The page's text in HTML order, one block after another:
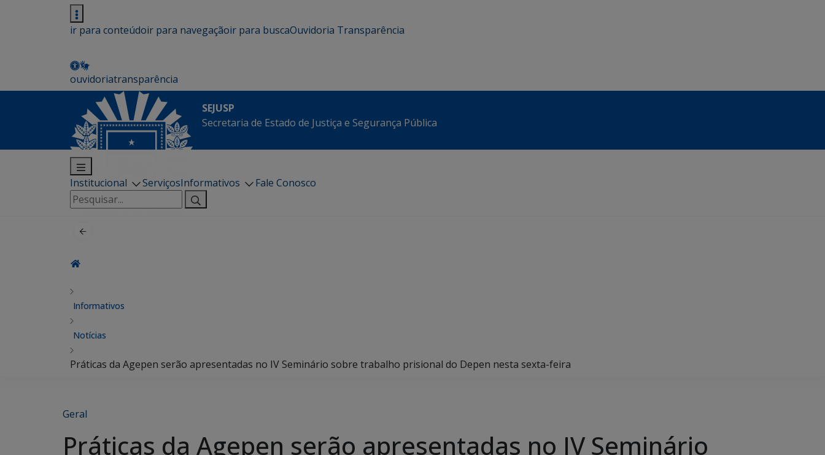
ir para conteúdoir para navegaçãoir para buscaOuvidoria Transparência
ouvidoriatransparência
SEJUSP
Secretaria de Estado de Justiça e Segurança Pública
Institucional ServiçosInformativos
Fale Conosco
Pesquisar
por:
Informativos
Notícias
Práticas da Agepen serão apresentadas no IV Seminário sobre trabalho prisional do Depen nesta sexta-feira
Geral
Práticas da Agepen serão apresentadas no IV Seminário